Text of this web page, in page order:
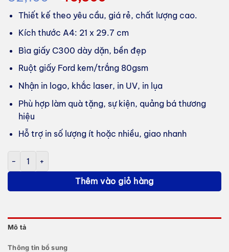
gốc
là:
52,100₫.
hiện
tại
là:
46,500₫.
Thiết kế theo yêu cầu, giá rẻ, chất lượng cao.
Kích thước A4: 21 x 29.7 cm
Bìa giấy C300 dày dặn, bền đẹp
Ruột giấy Ford kem/trắng 80gsm
Nhận in logo, khắc laser, in UV, in lụa
Phù hợp làm quà tặng, sự kiện, quảng bá thương
hiệu
Hỗ trợ in số lượng ít hoặc nhiều, giao nhanh
In sổ tay lò xo A4 bìa giấy C300 theo yêu cầu, giá rẻ, chất
Thêm vào giỏ hàng
Mô tả
Thông tin bổ sung